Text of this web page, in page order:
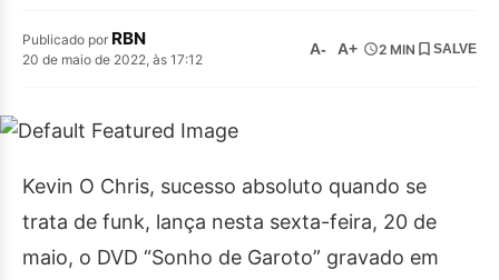
Publicado por RBN
20 de maio de 2022, às 17:12
A- A+ 2 MIN SALVE
Kevin O Chris, sucesso absoluto quando se
trata de funk, lança nesta sexta-feira, 20 de
maio, o DVD “Sonho de Garoto” gravado em